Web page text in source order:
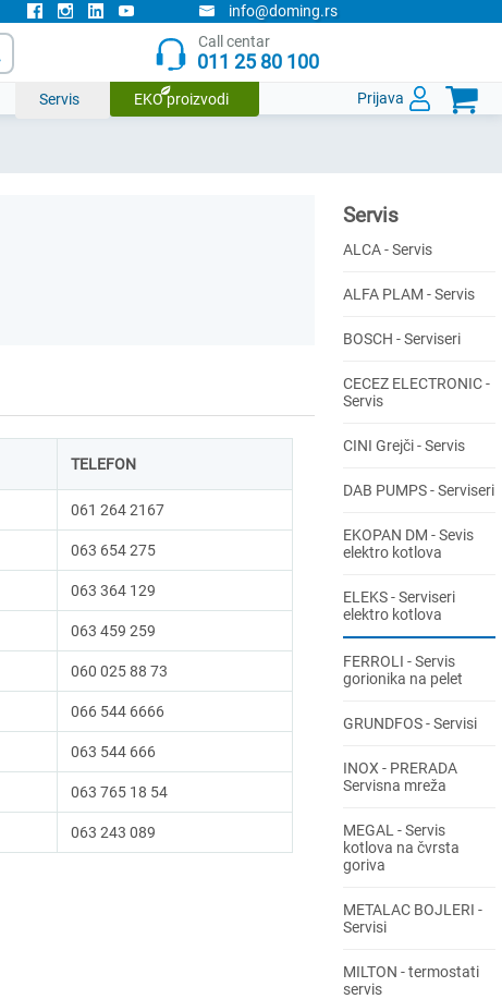
info@doming.rs
Call centar
011 25 80 100
Prijava
Servis EKO proizvodi 
TELEFON
061 264 2167
063 654 275
063 364 129
063 459 259
060 025 88 73
066 544 6666
063 544 666
063 765 18 54
063 243 089
Servis
ALCA - Servis
ALFA PLAM - Servis
BOSCH - Serviseri
CECEZ ELECTRONIC -
Servis
CINI Grejči - Servis
DAB PUMPS - Serviseri
EKOPAN DM - Sevis
elektro kotlova
ELEKS - Serviseri
elektro kotlova
FERROLI - Servis
gorionika na pelet
GRUNDFOS - Servisi
INOX - PRERADA
Servisna mreža
MEGAL - Servis
kotlova na čvrsta
goriva
METALAC BOJLERI -
Servisi
MILTON - termostati
servis